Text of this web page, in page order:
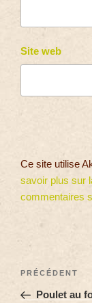
Site web
Ce site utilise
savoir plus sur
commentaires
PRÉCÉDENT
Poulet au